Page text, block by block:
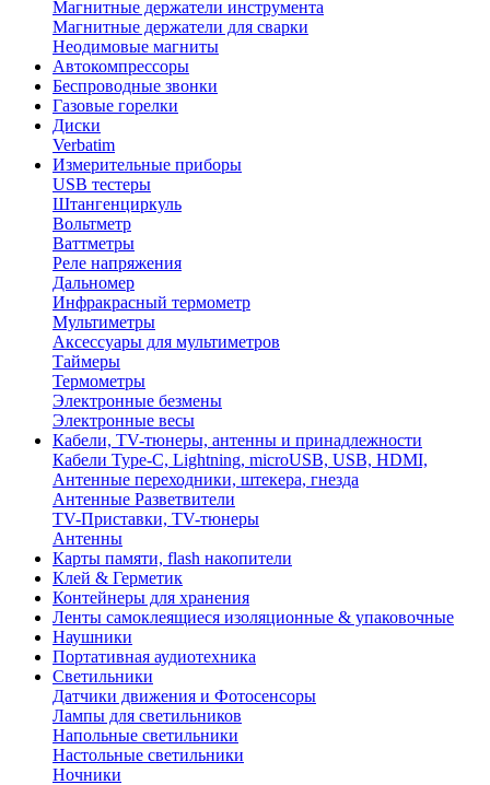
Магнитные держатели инструмента
Магнитные держатели для сварки
Неодимовые магниты
Автокомпрессоры
Беспроводные звонки
Газовые горелки
Диски
Verbatim
Измерительные приборы
USB тестеры
Штангенциркуль
Вольтметр
Ваттметры
Реле напряжения
Дальномер
Инфракрасный термометр
Мультиметры
Аксессуары для мультиметров
Таймеры
Термометры
Электронные безмены
Электронные весы
Кабели, TV-тюнеры, антенны и принадлежности
Кабели Type-C, Lightning, microUSB, USB, HDMI,
Антенные переходники, штекера, гнезда
Антенные Разветвители
TV-Приставки, TV-тюнеры
Антенны
Карты памяти, flash накопители
Клей & Герметик
Контейнеры для хранения
Ленты самоклеящиеся изоляционные & упаковочные
Наушники
Портативная аудиотехника
Светильники
Датчики движения и Фотосенсоры
Лампы для светильников
Напольные светильники
Настольные светильники
Ночники